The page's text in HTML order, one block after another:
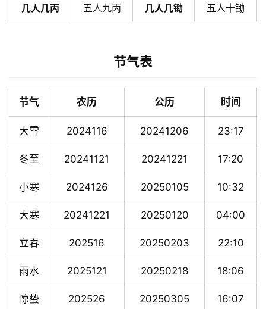
几人几丙 五人九丙 几人几锄 五人十锄
节气表
节气 农历 公历 时间
大雪 2024116 20241206 23:17
冬至 20241121 20241221 17:20
小寒 2024126 20250105 10:32
大寒 20241221 20250120 04:00
立春 202516 20250203 22:10
雨水 2025121 20250218 18:06
惊蛰 202526 20250305 16:07